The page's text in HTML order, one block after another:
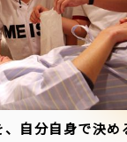
、自分自身で決